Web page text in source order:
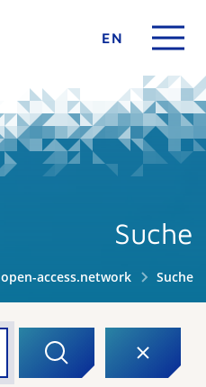
EN
Suche
open-access.network Suche